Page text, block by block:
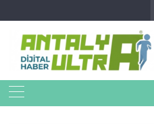
to
content